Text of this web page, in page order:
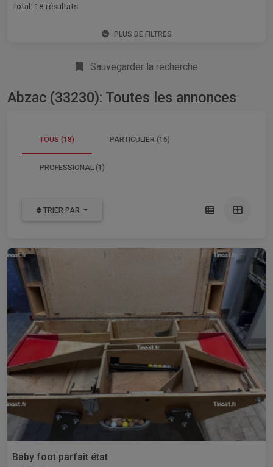
Total: 18 résultats
PLUS DE FILTRES
Sauvegarder la recherche
Abzac (33230): Toutes les annonces
TOUS (18) PARTICULIER (15)
PROFESSIONAL (1)
TRIER PAR
Baby foot parfait état